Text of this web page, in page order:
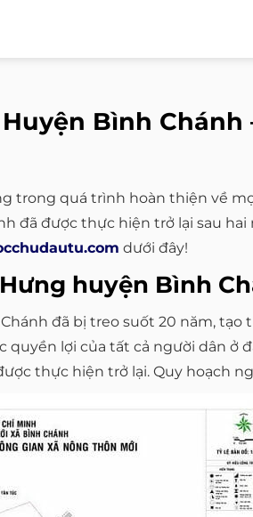
Bình Chánh
trong quá trình hoàn thiện về
đã được thực hiện trở lại sau
dưới đây!
huyện Bình
đã bị treo suốt 20 năm,
quyền lợi của tất cả người dân
thực hiện trở lại. Quy hoạch